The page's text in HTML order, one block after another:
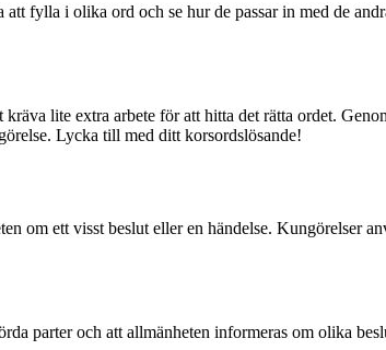
fylla i olika ord och se hur de passar in med de
lite extra arbete för att hitta det rätta ordet.
Lycka till med ditt korsordslösande!
om ett visst beslut eller en händelse. Kungörelser
parter och att allmänheten informeras om olika